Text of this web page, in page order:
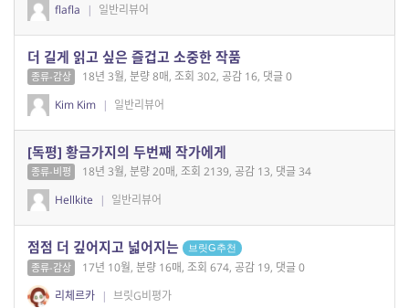
flafla
| 일반리뷰어
더 길게 읽고 싶은 즐겁고 소중한 작품
종류-감상
18년 3월, 분량 8매, 조회 302, 공감 16, 댓글 0
Kim Kim | 일반리뷰어
[독평] 황금가지의 두번째 작가에게
종류-비평
18년 3월, 분량 20매, 조회 2139, 공감 13, 댓글 34
Hellkite
| 일반리뷰어
점점 더 깊어지고 넓어지는 브릿G추천
종류-감상
17년 10월, 분량 16매, 조회 674, 공감 19, 댓글 0
리체르카 | 브릿G비평가